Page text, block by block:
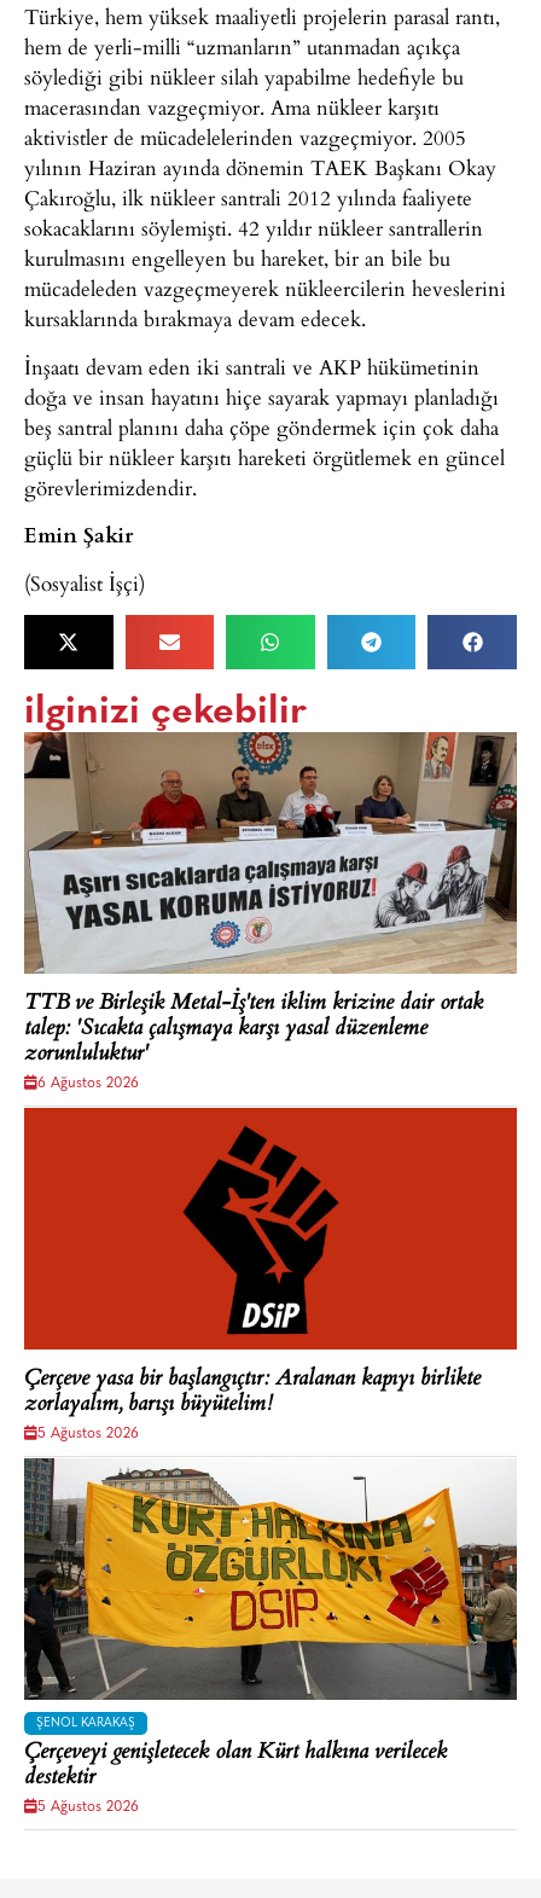
Türkiye, hem yüksek maaliyetli projelerin parasal rantı,
hem de yerli-milli “uzmanların” utanmadan açıkça
söylediği gibi nükleer silah yapabilme hedefiyle bu
macerasından vazgeçmiyor. Ama nükleer karşıtı
aktivistler de mücadelelerinden vazgeçmiyor. 2005
yılının Haziran ayında dönemin TAEK Başkanı Okay
Çakıroğlu, ilk nükleer santrali 2012 yılında faaliyete
sokacaklarını söylemişti. 42 yıldır nükleer santrallerin
kurulmasını engelleyen bu hareket, bir an bile bu
mücadeleden vazgeçmeyerek nükleercilerin heveslerini
kursaklarında bırakmaya devam edecek.
İnşaatı devam eden iki santrali ve AKP hükümetinin
doğa ve insan hayatını hiçe sayarak yapmayı planladığı
beş santral planını daha çöpe göndermek için çok daha
güçlü bir nükleer karşıtı hareketi örgütlemek en güncel
görevlerimizdendir.
Emin Şakir
(Sosyalist İşçi)
ilginizi çekebilir
TTB ve Birleşik Metal-İş'ten iklim krizine dair ortak
talep: 'Sıcakta çalışmaya karşı yasal düzenleme
zorunluluktur'
6 Ağustos 2026
Çerçeve yasa bir başlangıçtır: Aralanan kapıyı birlikte
zorlayalım, barışı büyütelim!
5 Ağustos 2026
ŞENOL KARAKAŞ
Çerçeveyi genişletecek olan Kürt halkına verilecek
destektir
5 Ağustos 2026